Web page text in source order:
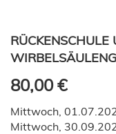
RÜCKENSCHULE
80,00 €
Mittwoch,
Mittwoch,